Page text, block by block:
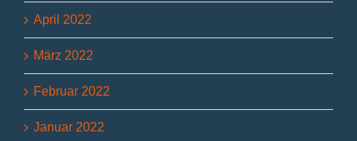
April 2022
März 2022
Februar 2022
Januar 2022